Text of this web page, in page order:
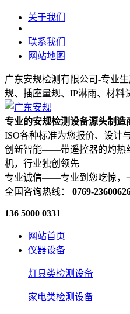
关于我们
|
联系我们
网站地图
广东安规检测有限公司-专业
规、插座量规、IP淋雨、材料
专业的安规检测设备源头制造
ISO各种标准为您报价、设计
创新智能——带遥控器的灼热
机，行业独创领先
专业诚信——专业到您吃惊，
全国咨询热线： 0769-
136 5000 0331
网站首页
仪器设备
灯具类检测设备
家电类检测设备